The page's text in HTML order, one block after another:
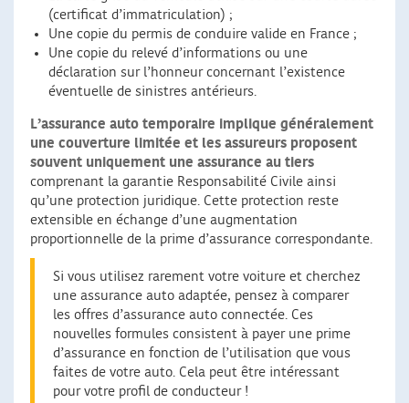
(certificat d’immatriculation) ;
Une copie du permis de conduire valide en France ;
Une copie du relevé d’informations ou une
déclaration sur l’honneur concernant l’existence
éventuelle de sinistres antérieurs.
L’assurance auto temporaire implique généralement
une couverture limitée et les assureurs proposent
souvent uniquement une assurance au tiers
comprenant la garantie Responsabilité Civile ainsi
qu’une protection juridique. Cette protection reste
extensible en échange d’une augmentation
proportionnelle de la prime d’assurance correspondante.
Si vous utilisez rarement votre voiture et cherchez
une assurance auto adaptée, pensez à comparer
les offres d’assurance auto connectée. Ces
nouvelles formules consistent à payer une prime
d’assurance en fonction de l’utilisation que vous
faites de votre auto. Cela peut être intéressant
pour votre profil de conducteur !